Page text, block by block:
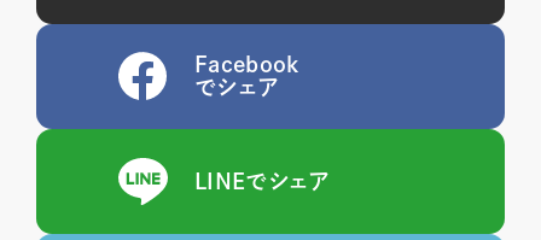
Facebook
でシェア
LINEでシェア